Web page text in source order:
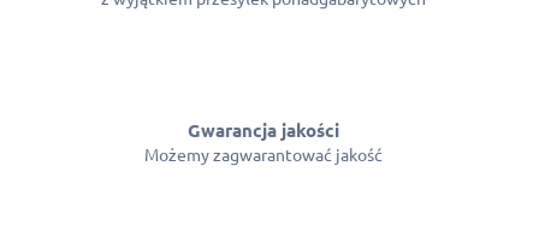
Gwarancja jakości
Możemy zagwarantować jakość